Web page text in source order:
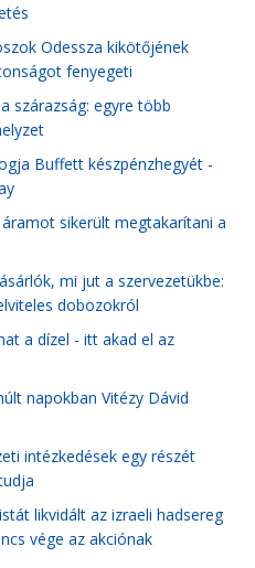
Odessza kikötőjének
fenyegeti
szárazság: egyre több
Buffett készpénzhegyét -
sikerült megtakarítani a
mi jut a szervezetükbe:
dobozokról
a dízel - itt akad el az
napokban Vitézy Dávid
intézkedések egy részét
likvidált az izraeli hadsereg
vége az akciónak